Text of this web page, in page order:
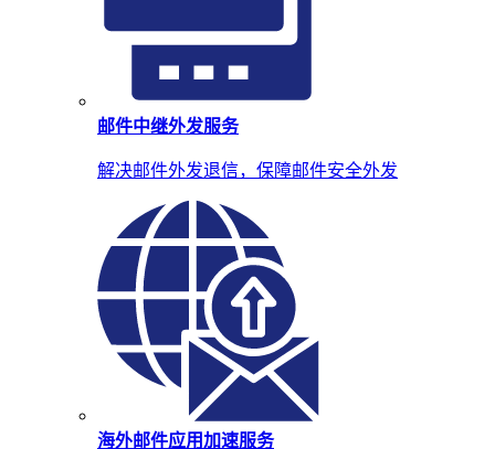
邮件中继外发服务
解决邮件外发退信，保障邮件安全外发
海外邮件应用加速服务